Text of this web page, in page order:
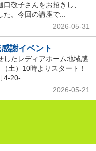
敬子さんをお招きし、
た。今回の講座で...
2026-05-31
謝イベント
したレディアホーム地域感
土）10時よりスタート！
20-...
2026-05-21